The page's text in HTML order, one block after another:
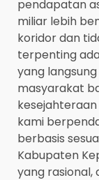
pendapatan
miliar lebih
koridor dan
terpenting
yang
masyarakat
kami
berbasis
Kabupaten
yang rasional,